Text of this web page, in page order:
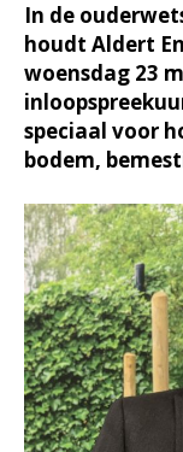
In de
houdt Aldert
woensdag 23
speciaal voor
bodem,